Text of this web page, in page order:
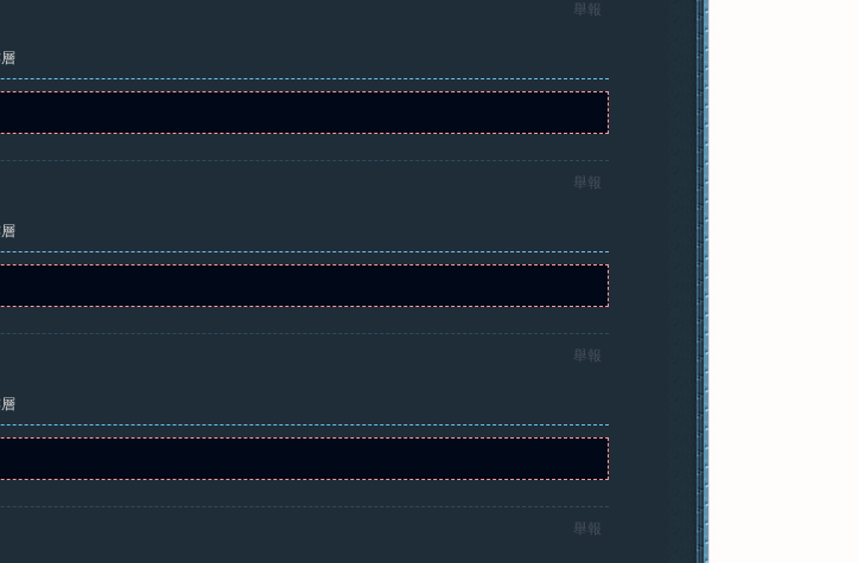
舉報
舉報
舉報
舉報